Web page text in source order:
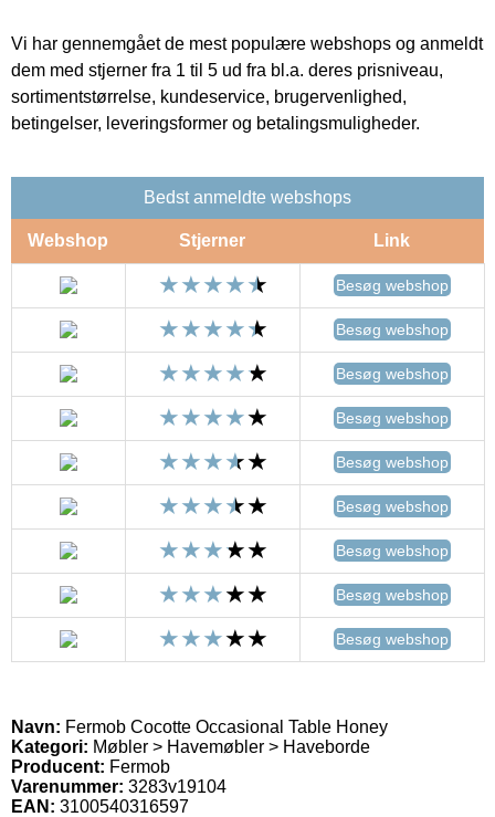
Vi har gennemgået de mest populære webshops og anmeldt
dem med stjerner fra 1 til 5 ud fra bl.a. deres prisniveau,
sortimentstørrelse, kundeservice, brugervenlighed,
betingelser, leveringsformer og betalingsmuligheder.
Bedst anmeldte webshops
Webshop Stjerner Link
Besøg webshop
Besøg webshop
Besøg webshop
Besøg webshop
Besøg webshop
Besøg webshop
Besøg webshop
Besøg webshop
Besøg webshop
Navn: Fermob Cocotte Occasional Table Honey
Kategori: Møbler > Havemøbler > Haveborde
Producent: Fermob
Varenummer: 3283v19104
EAN: 3100540316597